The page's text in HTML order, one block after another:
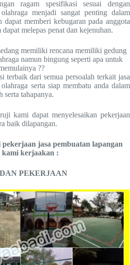
ragam spesifikasi sesuai dengan
menjadi sangat penting dalam
dapat memberi kebugaran pada anggota
melepas penat dan kejenuhan.
memiliki rencana memiliki gedung
namun bingung seperti apa untuk
??
terbaik dari semua persoalah terkait jasa
serta siap membatu anda dalam
serta tahapanya.
kami dapat menyelesaikan pekerjaan
baik dilapangan.
jasa pembuatan lapangan
kami kerjaakan :
PEKERJAAN